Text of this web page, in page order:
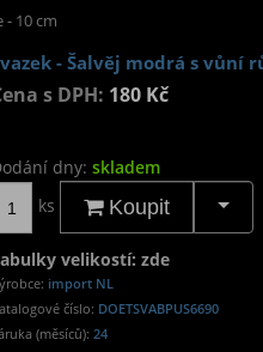
- 10 cm
- Šalvěj modrá s vůní
s DPH: 180 Kč
dny: skladem
ks
Koupit
velikostí: zde
import NL
číslo: DOETSVABPUS6690
(měsíců): 24